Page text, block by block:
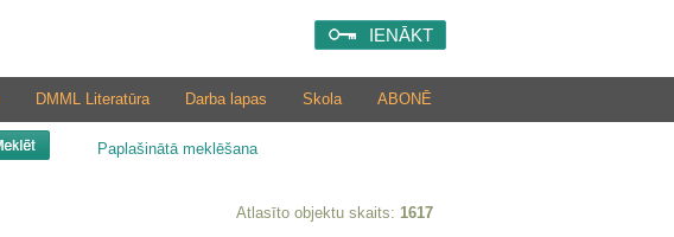
IENĀKT
ABONĒ
Skola
Darba lapas
DMML Literatūra
Paplašinātā meklēšana
Atlasīto objektu skaits: 1617